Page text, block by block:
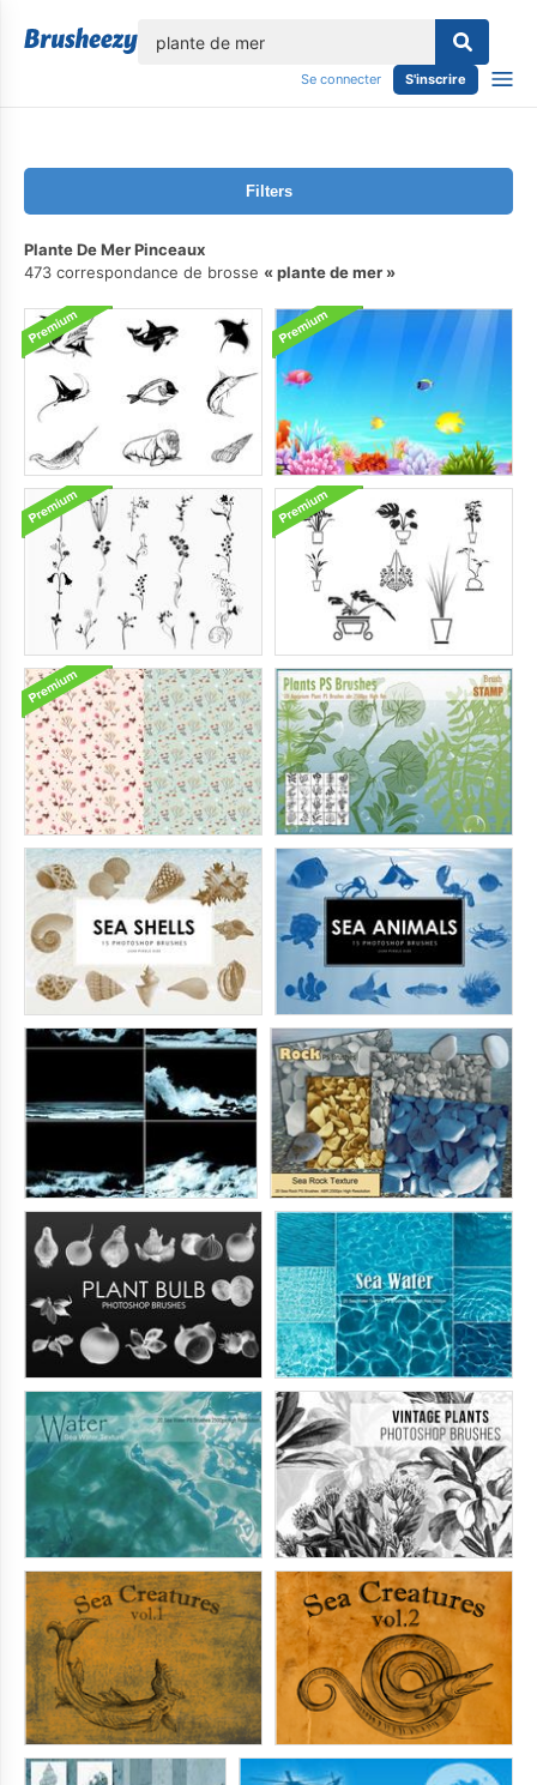
Se connecter S'inscrire
Filters
Plante De Mer Pinceaux
473 correspondance de brosse
plante de mer